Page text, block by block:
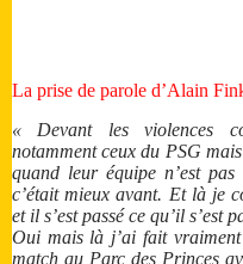
La prise de parole d’Alain
« Devant les violences
notamment ceux du PSG
quand leur équipe n’est
c’était mieux avant. Et là je
et il s’est passé ce qu’il s’est
Oui mais là j’ai fait
match au Parc des Princes